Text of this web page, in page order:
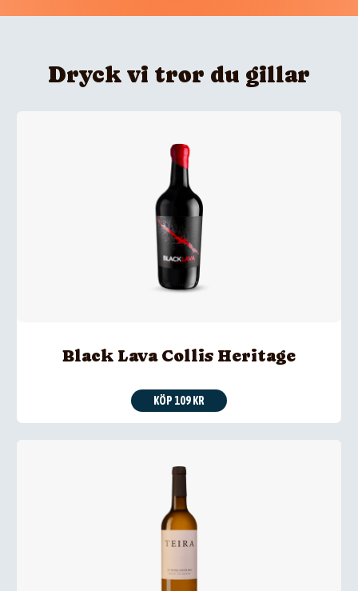
Dryck vi tror du gillar
Black Lava Collis Heritage
KÖP 109 KR